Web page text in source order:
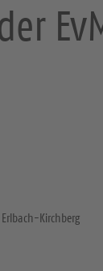
Erlbach-Kirchberg